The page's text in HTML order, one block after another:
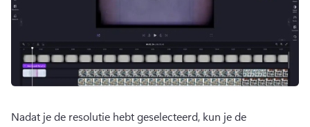
Nadat je de resolutie hebt geselecteerd, kun je de